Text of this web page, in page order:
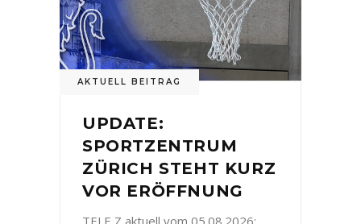
AKTUELL BEITRAG
UPDATE:
SPORTZENTRUM
ZÜRICH STEHT KURZ
VOR ERÖFFNUNG
TELE Z aktuell vom 05.08.2026: